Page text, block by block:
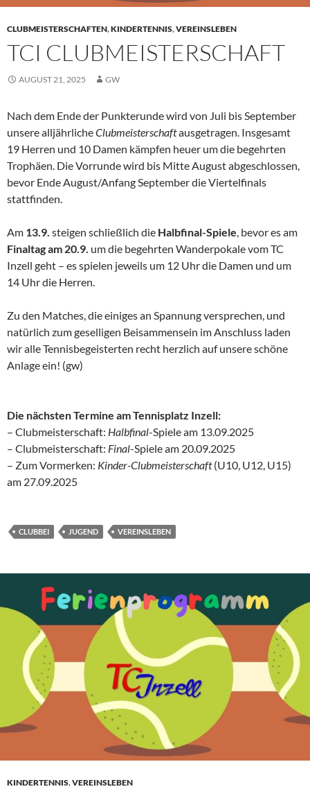
CLUBMEISTERSCHAFTEN,KINDERTENNIS,VEREINSLEBEN
TCI CLUBMEISTERSCHAFT
AUGUST 21, 2025 GW
Nach dem Ende der Punkterunde wird von Juli bis September
unsere alljährlicheClubmeisterschaftausgetragen. Insgesamt
19 Herren und 10 Damen kämpfen heuer um die begehrten
Trophäen. Die Vorrunde wird bis Mitte August abgeschlossen,
bevor Ende August/Anfang September die Viertelfinals
stattfinden.
Am 13.9. steigen schließlich die Halbfinal-Spiele, bevor es am
Finaltag am 20.9. um die begehrten Wanderpokale vom TC
Inzell geht – es spielen jeweils um 12 Uhr die Damen und um
14 Uhr die Herren.
Zu den Matches, die einiges an Spannung versprechen, und
natürlich zum geselligen Beisammensein im Anschluss laden
wir alle Tennisbegeisterten recht herzlich auf unsere schöne
Anlage ein! (gw)
Die nächsten Termine am Tennisplatz Inzell:
– Clubmeisterschaft: Halbfinal-Spiele am 13.09.2025
– Clubmeisterschaft: Final-Spiele am 20.09.2025
– Zum Vormerken: Kinder-Clubmeisterschaft(U10, U12, U15)
am 27.09.2025
CLUBBEI JUGEND VEREINSLEBEN
KINDERTENNIS,VEREINSLEBEN